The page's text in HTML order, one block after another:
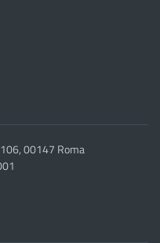
00147 Roma